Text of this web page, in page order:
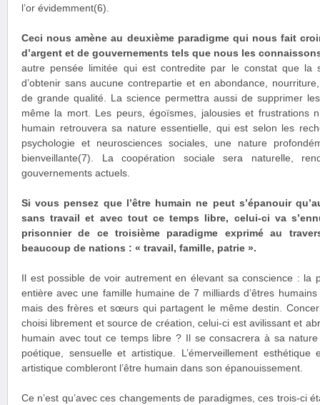
l’or évidemment(6).
Ceci nous amène au deuxième paradigme qui nous fait
d’argent et de gouvernements tels que nous les
autre pensée limitée qui est contredite par le constat que la
d’obtenir sans aucune contrepartie et en abondance,
de grande qualité. La science permettra aussi de supprimer
même la mort. Les peurs, égoïsmes, jalousies et frustrations
humain retrouvera sa nature essentielle, qui est selon les
psychologie et neurosciences sociales, une nature
bienveillante(7). La coopération sociale sera naturelle,
gouvernements actuels.
Si vous pensez que l’être humain ne peut s’épanouir
sans travail et avec tout ce temps libre, celui-ci va
prisonnier de ce troisième paradigme exprimé au
beaucoup de nations : « travail, famille, patrie ».
Il est possible de voir autrement en élevant sa conscience : la
entière avec une famille humaine de 7 milliards d’êtres
mais des frères et sœurs qui partagent le même destin.
choisi librement et source de création, celui-ci est avilissant et
humain avec tout ce temps libre ? Il se consacrera à sa
poétique, sensuelle et artistique. L’émerveillement
artistique combleront l’être humain dans son épanouissement.
Ce n’est qu’avec ces changements de paradigmes, ces trois-ci